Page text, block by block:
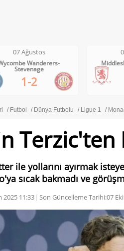
07 Ağustos
Middlesbrough-Wrexham
1-0
Futbol Dünya Futbolu Ligue 1
ile yollarını ayırmak
sıcak bakmadı ve
2025 11:33| Son Güncelleme Tarihi:07